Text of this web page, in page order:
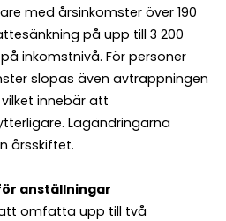
med årsinkomster över 190
på upp till 3 200
inkomstnivå. För personer
slopas även avtrappningen
innebär att
Lagändringarna
årsskiftet.
anställningar
omfatta upp till två